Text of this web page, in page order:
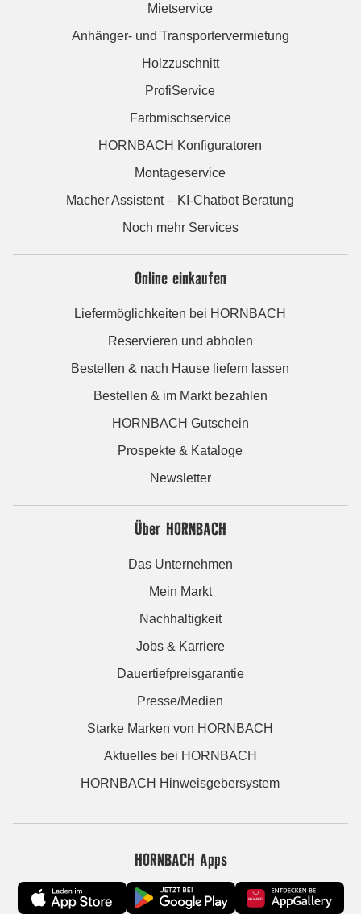
Mietservice
Anhänger- und Transportervermietung
Holzzuschnitt
ProfiService
Farbmischservice
HORNBACH Konfiguratoren
Montageservice
Macher Assistent – KI-Chatbot Beratung
Noch mehr Services
Online einkaufen
Liefermöglichkeiten bei HORNBACH
Reservieren und abholen
Bestellen & nach Hause liefern lassen
Bestellen & im Markt bezahlen
HORNBACH Gutschein
Prospekte & Kataloge
Newsletter
Über HORNBACH
Das Unternehmen
Mein Markt
Nachhaltigkeit
Jobs & Karriere
Dauertiefpreisgarantie
Presse/Medien
Starke Marken von HORNBACH
Aktuelles bei HORNBACH
HORNBACH Hinweisgebersystem
HORNBACH Apps